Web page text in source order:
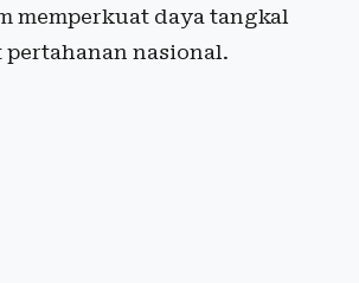
memperkuat daya tangkal
nasional.